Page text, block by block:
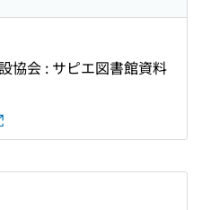
協会 : サピエ図書館資料